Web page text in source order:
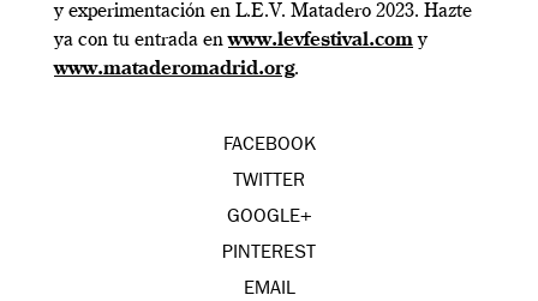
y experimentación en L.E.V. Matadero 2023. Hazte
ya con tu entrada enwww.levfestival.comy
www.mataderomadrid.org.
FACEBOOK
TWITTER
GOOGLE+
PINTEREST
EMAIL